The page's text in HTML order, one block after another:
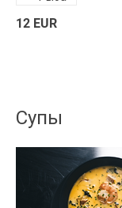
12 EUR
Супы